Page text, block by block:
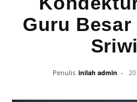
Guru
Penulis inilah admin -